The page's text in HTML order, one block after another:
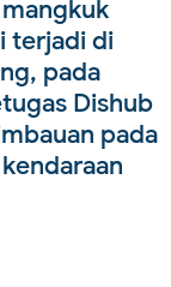
terjadi di
pada
Dishub
pada